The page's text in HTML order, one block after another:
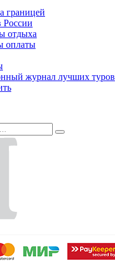
границей
отдыха
оплаты
журнал лучших туров